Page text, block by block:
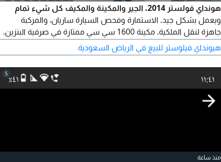
هونداي فولستر 2014. الجير والمكينة والمكيف كل شيء تمام
ويعمل بشكل جيد. الاستمارة وفحص السيارة ساريان، والمركبة
جاهزة لنقل الملكية. مكينة 1600 سي سي ممتازة في صرفية البنزين.
الإطارات الأربعة بحالة جيدة. الممشى 386 كم.
هيونداي فيلوستر للبيع في الرياض السعودية
5
منذ ساعة